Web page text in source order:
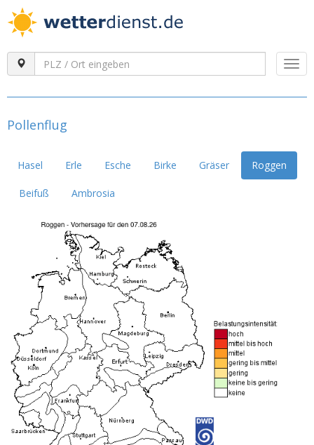
Pollenflug
Hasel Erle Esche Birke Gräser Roggen
Beifuß Ambrosia